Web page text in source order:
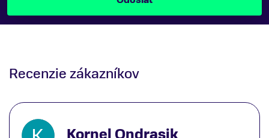
Recenzie zákazníkov